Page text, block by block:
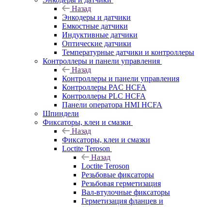
Назад
Энкодеры и датчики
Емкостные датчики
Индуктивные датчики
Оптические датчики
Температурные датчики и контроллеры
Контроллеры и панели управления
Назад
Контроллеры и панели управления
Контроллеры PAC HCFA
Контроллеры PLC HCFA
Панели оператора HMI HCFA
Шпиндели
Фиксаторы, клеи и смазки
Назад
Фиксаторы, клеи и смазки
Loctite Teroson
Назад
Loctite Teroson
Резьбовые фиксаторы
Резьбовая герметизация
Вал-втулочные фиксаторы
Герметизация фланцев и